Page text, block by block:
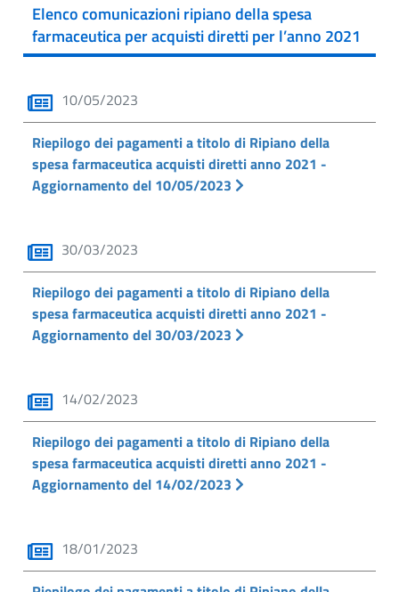
Elenco comunicazioni ripiano della spesa
farmaceutica per acquisti diretti per l’anno 2021
10/05/2023
Riepilogo dei pagamenti a titolo di Ripiano della
spesa farmaceutica acquisti diretti anno 2021 -
Aggiornamento del 10/05/2023
30/03/2023
Riepilogo dei pagamenti a titolo di Ripiano della
spesa farmaceutica acquisti diretti anno 2021 -
Aggiornamento del 30/03/2023
14/02/2023
Riepilogo dei pagamenti a titolo di Ripiano della
spesa farmaceutica acquisti diretti anno 2021 -
Aggiornamento del 14/02/2023
18/01/2023